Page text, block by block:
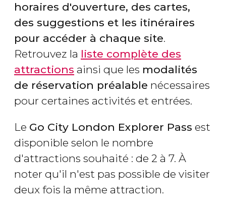
horaires d'ouverture, des cartes,
des suggestions et les itinéraires
pour accéder à chaque site.
Retrouvez la liste complète des
attractions ainsi que les modalités
de réservation préalable nécessaires
pour certaines activités et entrées.
Le Go City London Explorer Pass est
disponible selon le nombre
d'attractions souhaité : de 2 à 7. À
noter qu'il n'est pas possible de visiter
deux fois la même attraction.